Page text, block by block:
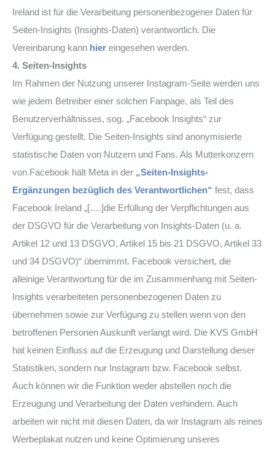
Ireland ist für die Verarbeitung personenbezogener Daten für
Seiten-Insights (Insights-Daten) verantwortlich. Die
Vereinbarung kann hier eingesehen werden.
4. Seiten-Insights
Im Rahmen der Nutzung unserer Instagram-Seite werden uns
wie jedem Betreiber einer solchen Fanpage, als Teil des
Benutzerverhältnisses, sog. „Facebook Insights“ zur
Verfügung gestellt. Die Seiten-Insights sind anonymisierte
statistische Daten von Nutzern und Fans. Als Mutterkonzern
von Facebook hält Meta in der „Seiten-Insights-
Ergänzungen bezüglich des Verantwortlichen“ fest, dass
Facebook Ireland „[….]die Erfüllung der Verpflichtungen aus
der DSGVO für die Verarbeitung von Insights-Daten (u. a.
Artikel 12 und 13 DSGVO, Artikel 15 bis 21 DSGVO, Artikel 33
und 34 DSGVO)“ übernimmt. Facebook versichert, die
alleinige Verantwortung für die im Zusammenhang mit Seiten-
Insights verarbeiteten personenbezogenen Daten zu
übernehmen sowie zur Verfügung zu stellen wenn von den
betroffenen Personen Auskunft verlangt wird. Die KVS GmbH
hat keinen Einfluss auf die Erzeugung und Darstellung dieser
Statistiken, sondern nur Instagram bzw. Facebook selbst.
Auch können wir die Funktion weder abstellen noch die
Erzeugung und Verarbeitung der Daten verhindern. Auch
arbeiten wir nicht mit diesen Daten, da wir Instagram als reines
Werbeplakat nutzen und keine Optimierung unseres